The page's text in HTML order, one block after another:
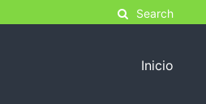
Search
Inicio